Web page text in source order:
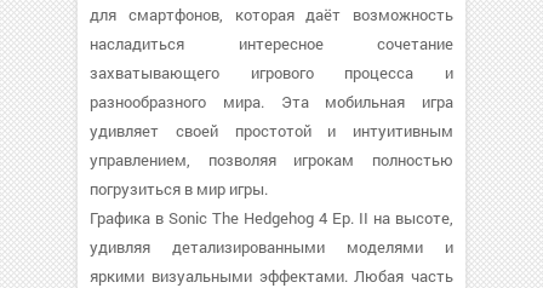
для смартфонов, которая даёт возможность
насладиться интересное сочетание
захватывающего игрового процесса и
разнообразного мира. Эта мобильная игра
удивляет своей простотой и интуитивным
управлением, позволяя игрокам полностью
погрузиться в мир игры.
Графика в Sonic The Hedgehog 4 Ep. II на высоте,
удивляя детализированными моделями и
яркими визуальными эффектами. Любая часть